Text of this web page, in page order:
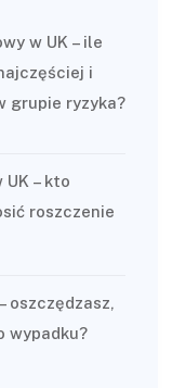
w UK – ile
i
grupie ryzyka?
– kto
roszczenie
oszczędzasz,
wypadku?